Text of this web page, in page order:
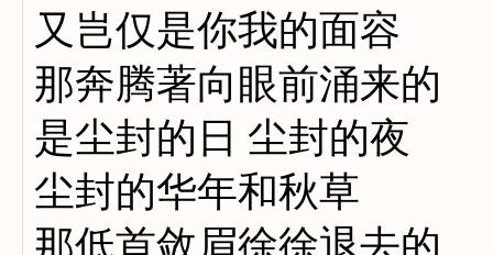
又岂仅是你我的面容
那奔腾著向眼前涌来的
是尘封的日 尘封的夜
尘封的华年和秋草
那低首敛眉徐徐退去的